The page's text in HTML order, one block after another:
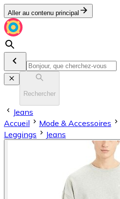
Aller au contenu principal
Rechercher
Jeans
Accueil
Mode & Accessoires
Leggings
Jeans